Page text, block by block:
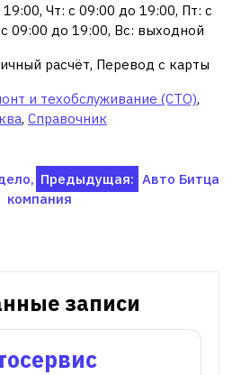
Чт: с 09:00 до 19:00, Пт: с
09:00 до 19:00, Вс: выходной
расчёт, Перевод с карты
и техобслуживание (СТО),
, Справочник
Предыдущая: Авто Битца
компания
записи